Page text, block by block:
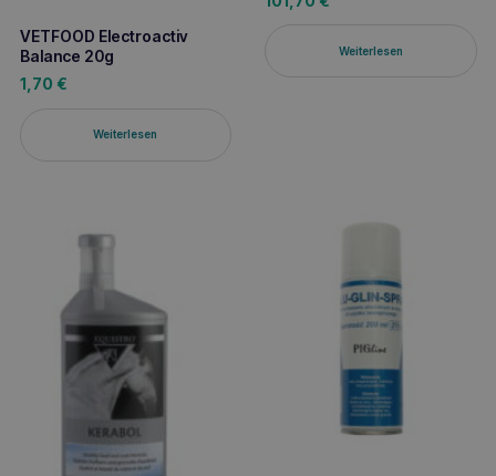
VETFOOD Electroactiv
Balance 20g
1,70 €
Weiterlesen
Weiterlesen